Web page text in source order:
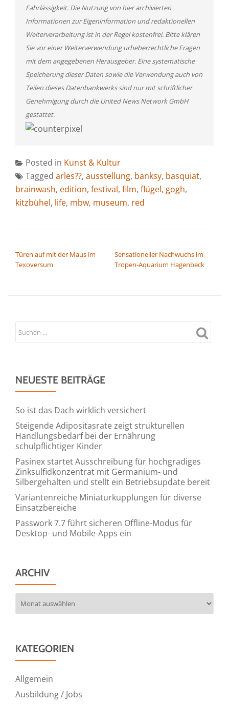
Fahrlässigkeit. Die Nutzung von hier archivierten
Informationen zur Eigeninformation und redaktionellen
Weiterverarbeitung ist in der Regel kostenfrei. Bitte klären
Sie vor einer Weiterverwendung urheberrechtliche Fragen
mit dem angegebenen Herausgeber. Eine systematische
Speicherung dieser Daten sowie die Verwendung auch von
Teilen dieses Datenbankwerks sind nur mit schriftlicher
Genehmigung durch die United News Network GmbH
gestattet.
Posted in Kunst & Kultur
Tagged arles??, ausstellung, banksy, basquiat,
brainwash, edition, festival, film, flügel, gogh,
kitzbühel, life, mbw, museum, red
Türen auf mit der Maus im
Texoversum
Sensationeller Nachwuchs im
Tropen-Aquarium Hagenbeck
NEUESTE BEITRÄGE
So ist das Dach wirklich versichert
Steigende Adipositasrate zeigt strukturellen
Handlungsbedarf bei der Ernährung
schulpflichtiger Kinder
Pasinex startet Ausschreibung für hochgradiges
Zinksulfidkonzentrat mit Germanium- und
Silbergehalten und stellt ein Betriebsupdate bereit
Variantenreiche Miniaturkupplungen für diverse
Einsatzbereiche
Passwork 7.7 führt sicheren Offline-Modus für
Desktop- und Mobile-Apps ein
ARCHIV
KATEGORIEN
Allgemein
Ausbildung / Jobs